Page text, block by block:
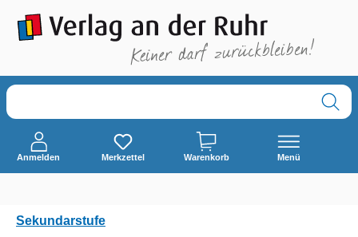
springen
Anmelden Merkzettel Warenkorb Menü
Sekundarstufe